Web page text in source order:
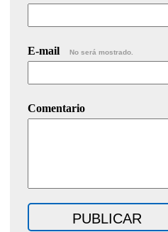
E-mail No será mostrado.
Comentario